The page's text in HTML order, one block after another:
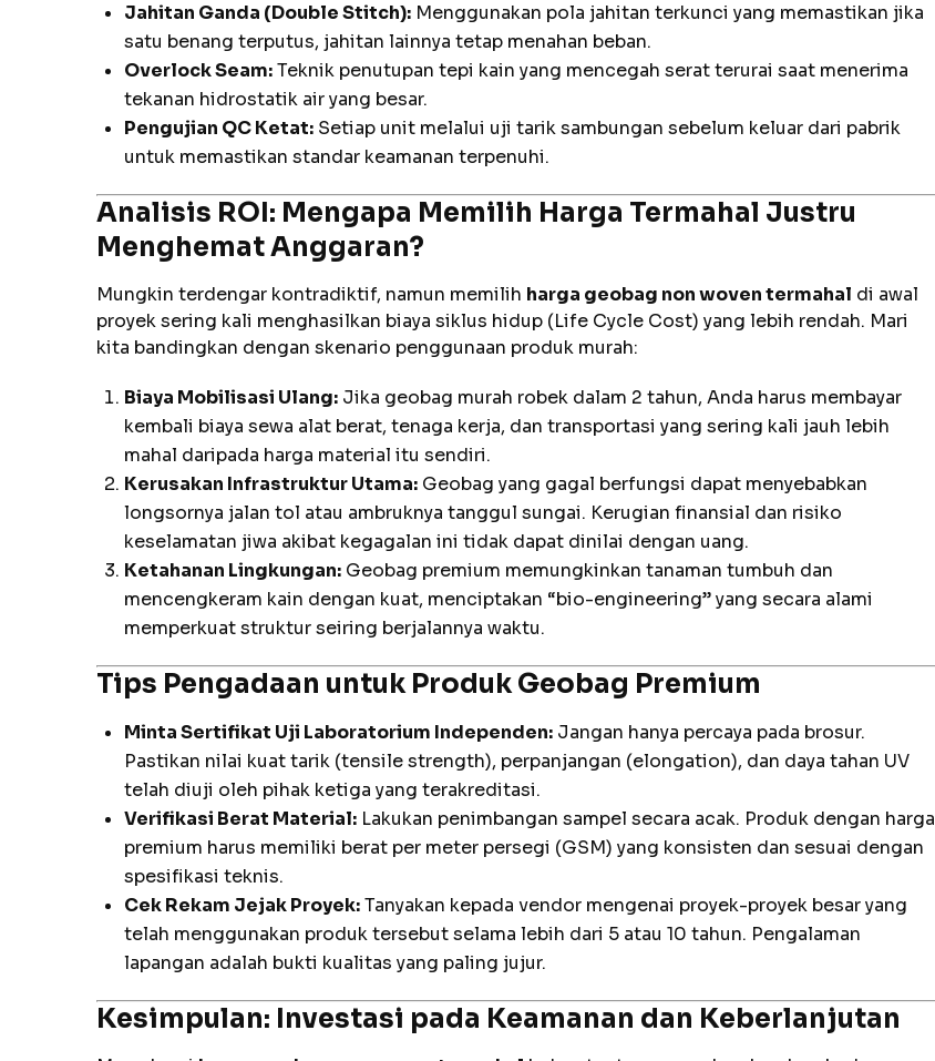
Jahitan Ganda (Double Stitch): Menggunakan pola jahitan terkunci yang memastikan jika
satu benang terputus, jahitan lainnya tetap menahan beban.
Overlock Seam:Teknik penutupan tepi kain yang mencegah serat terurai saat menerima
tekanan hidrostatik air yang besar.
Pengujian QC Ketat: Setiap unit melalui uji tarik sambungan sebelum keluar dari pabrik
untuk memastikan standar keamanan terpenuhi.
Analisis ROI: Mengapa Memilih Harga Termahal Justru
Menghemat Anggaran?
Mungkin terdengar kontradiktif, namun memilih harga geobag non woven termahal di awal
proyek sering kali menghasilkan biaya siklus hidup (Life Cycle Cost) yang lebih rendah. Mari
kita bandingkan dengan skenario penggunaan produk murah:
Biaya Mobilisasi Ulang: Jika geobag murah robek dalam 2 tahun, Anda harus membayar
kembali biaya sewa alat berat, tenaga kerja, dan transportasi yang sering kali jauh lebih
mahal daripada harga material itu sendiri.
Kerusakan Infrastruktur Utama: Geobag yang gagal berfungsi dapat menyebabkan
longsornya jalan tol atau ambruknya tanggul sungai. Kerugian finansial dan risiko
keselamatan jiwa akibat kegagalan ini tidak dapat dinilai dengan uang.
Ketahanan Lingkungan: Geobag premium memungkinkan tanaman tumbuh dan
mencengkeram kain dengan kuat, menciptakan “bio-engineering” yang secara alami
memperkuat struktur seiring berjalannya waktu.
Tips Pengadaan untuk Produk Geobag Premium
Minta Sertifikat Uji Laboratorium Independen: Jangan hanya percaya pada brosur.
Pastikan nilai kuat tarik (tensile strength), perpanjangan (elongation), dan daya tahan UV
telah diuji oleh pihak ketiga yang terakreditasi.
Verifikasi Berat Material: Lakukan penimbangan sampel secara acak. Produk dengan harga
premium harus memiliki berat per meter persegi (GSM) yang konsisten dan sesuai dengan
spesifikasi teknis.
Cek Rekam Jejak Proyek:Tanyakan kepada vendor mengenai proyek-proyek besar yang
telah menggunakan produk tersebut selama lebih dari 5 atau 10 tahun. Pengalaman
lapangan adalah bukti kualitas yang paling jujur.
Kesimpulan: Investasi pada Keamanan dan Keberlanjutan